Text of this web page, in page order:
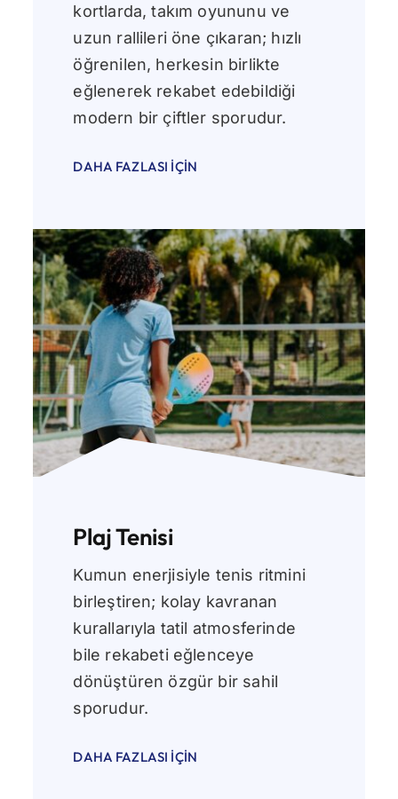
kortlarda, takım oyununu ve
uzun rallileri öne çıkaran; hızlı
öğrenilen, herkesin birlikte
eğlenerek rekabet edebildiği
modern bir çiftler sporudur.
DAHA FAZLASI İÇIN
Plaj Tenisi
Kumun enerjisiyle tenis ritmini
birleştiren; kolay kavranan
kurallarıyla tatil atmosferinde
bile rekabeti eğlenceye
dönüştüren özgür bir sahil
sporudur.
DAHA FAZLASI İÇIN